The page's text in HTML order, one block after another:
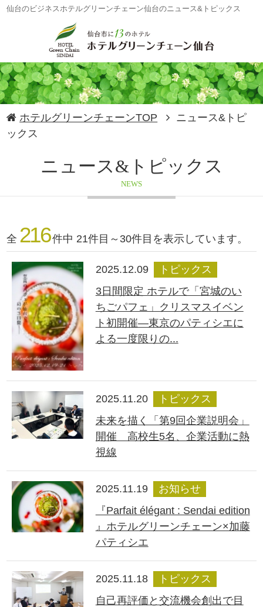
仙台のビジネスホテルグリーンチェーン仙台のニュース&トピックス
ホテルグリーンチェーンTOP
ニュース&トピ
ックス
ニュース&トピックス
NEWS
全 216 件中 21件目～30件目を表示しています。
2025.12.09
トピックス
3日間限定 ホテルで「宮城のい
ちごパフェ」クリスマスイベン
ト初開催―東京のパティシエに
よる一度限りの...
2025.11.20
トピックス
未来を描く「第9回企業説明会」
開催 高校生5名、企業活動に熱
視線
2025.11.19
お知らせ
『Parfait élégant : Sendai edition
』ホテルグリーンチェーン×加藤
パティシエ
2025.11.18
トピックス
自己再評価と交流機会創出で目